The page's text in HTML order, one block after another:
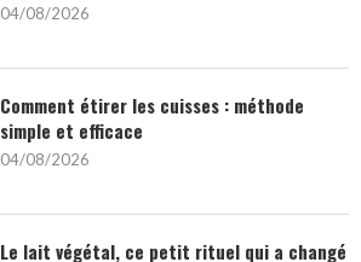
04/08/2026
Comment étirer les cuisses : méthode
simple et efficace
04/08/2026
Le lait végétal, ce petit rituel qui a changé